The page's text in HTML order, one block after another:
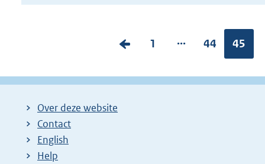
V
r
P
g
1 ...
P
g
44 45
Over deze website
Contact
English
Help